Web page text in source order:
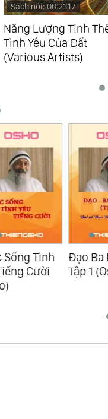
Sách nói: 00:55:45
Tình Yêu Bất Tận -
Endless Love Vol.13
(Yao Si Ting)
Kho Báu -
(Osho)
Đạo
Tập 2